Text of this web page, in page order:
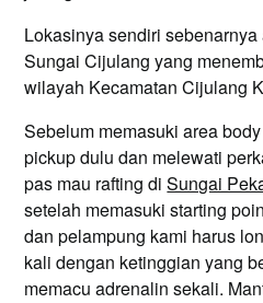
Lokasinya sendiri
Sungai Cijulang yang
wilayah Kecamatan Cijulang
Sebelum memasuki area
pickup dulu dan melewati
pas mau rafting diSungai
setelah memasuki starting
dan pelampung kami harus
kali dengan ketinggian yang
memacu adrenalin sekali.